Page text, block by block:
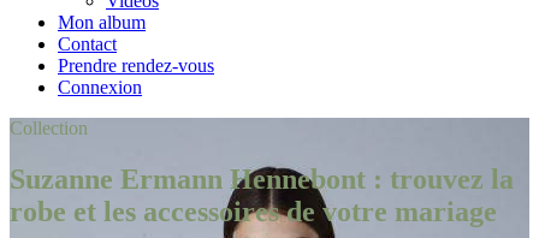
Mon album
Contact
Prendre rendez-vous
Connexion
Collection
Suzanne Ermann Hennebont : trouvez la
robe et les accessoires de votre mariage